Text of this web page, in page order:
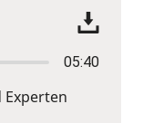
05:40
Experten